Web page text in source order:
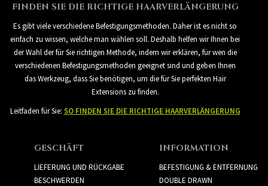
FINDEN SIE DIE RICHTIGE HAARVERLÄNGERUNG
Es gibt viele verschiedene Befestigungsmethoden. Daher ist es nicht so
einfach zu wissen, welche man wählen soll. Deshalb helfen wir Ihnen bei
der Wahl der für Sie richtigen Methode, indem wir erklären, für wen die
verschiedenen Befestigungsmethoden geeignet sind und geben Ihnen
das Werkzeug, dass Sie benötigen, um die für Sie perfekten Hair
Extensions zu finden.
Leitfaden für Sie: SO FINDEN SIE DIE RICHTIGE HAARVERLÄNGERUNG
GESCHÄFT
LIEFERUNG UND RÜCKGABE
BESCHWERDEN
INFORMATION
BEFESTIGUNG & ENTFERNUNG
DOUBLE DRAWN